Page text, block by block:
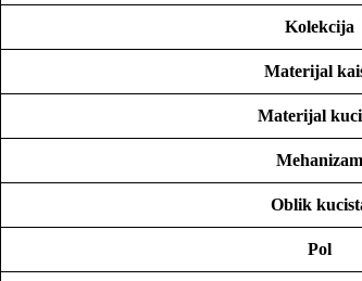
Kolekcija
Materijal
Materijal
Mehanizam
Oblik
Pol